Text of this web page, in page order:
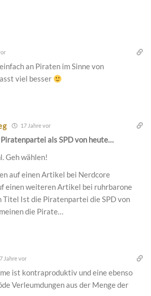
an Piraten im Sinne von
viel besser
17 Jahre vor
als SPD von heute…
Geh wählen!
auf einen Artikel bei Nerdcore
einen weiteren Artikel bei ruhrbarone
Titel Ist die Piratenpartei die SPD von
die Pirate…
Jahre vor
ist kontraproduktiv und eine ebenso
Verleumdungen aus der Menge der